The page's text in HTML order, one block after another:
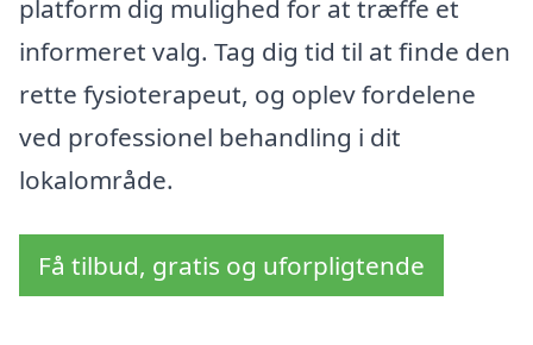
platform dig mulighed for at træffe et
informeret valg. Tag dig tid til at finde den
rette fysioterapeut, og oplev fordelene
ved professionel behandling i dit
lokalområde.
Få tilbud, gratis og uforpligtende